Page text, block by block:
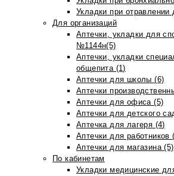
Укладки при отравлении
Для организаций
Аптечки, укладки для
№1144н(5)
Аптечки, укладки
общепита (1)
Аптечки для школы (6)
Аптечки
Аптечки для офиса (5)
Аптечки для детского
Аптечка для лагеря (4)
Аптечки для работников
Аптечки для магазина (5)
По кабинетам
Укладки медицинские